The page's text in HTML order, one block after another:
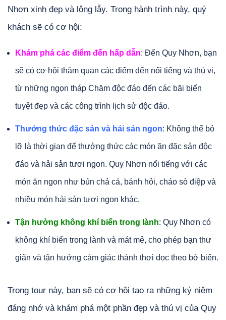
Nhơn xinh đẹp và lộng lẫy. Trong hành trình này, quý
khách sẽ có cơ hội:
Khám phá các điểm đến hấp dẫn: Đến Quy Nhơn, bạn
sẽ có cơ hội thăm quan các điểm đến nổi tiếng và thú vị,
từ những ngọn tháp Chăm độc đáo đến các bãi biển
tuyệt đẹp và các công trình lịch sử độc đáo.
Thưởng thức đặc sản và hải sản ngon: Không thể bỏ
lỡ là thời gian để thưởng thức các món ăn đặc sản độc
đáo và hải sản tươi ngon. Quy Nhơn nổi tiếng với các
món ăn ngon như bún chả cá, bánh hỏi, cháo sò điệp và
nhiều món hải sản tươi ngon khác.
Tận hưởng không khí biển trong lành: Quy Nhơn có
không khí biển trong lành và mát mẻ, cho phép bạn thư
giãn và tận hưởng cảm giác thảnh thơi dọc theo bờ biển.
Trong tour này, bạn sẽ có cơ hội tạo ra những kỷ niệm
đáng nhớ và khám phá một phần đẹp và thú vị của Quy